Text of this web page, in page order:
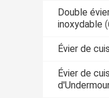
Double
inoxydable
Évier de
Évier de